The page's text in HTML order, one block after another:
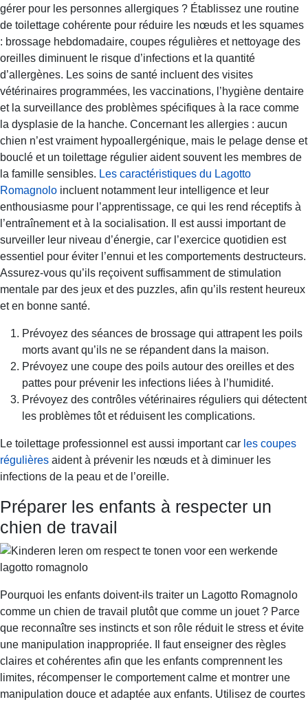
gérer pour les personnes allergiques ? Établissez une routine
de toilettage cohérente pour réduire les nœuds et les squames
: brossage hebdomadaire, coupes régulières et nettoyage des
oreilles diminuent le risque d’infections et la quantité
d’allergènes. Les soins de santé incluent des visites
vétérinaires programmées, les vaccinations, l’hygiène dentaire
et la surveillance des problèmes spécifiques à la race comme
la dysplasie de la hanche. Concernant les allergies : aucun
chien n’est vraiment hypoallergénique, mais le pelage dense et
bouclé et un toilettage régulier aident souvent les membres de
la famille sensibles. Les caractéristiques du Lagotto
Romagnolo incluent notamment leur intelligence et leur
enthousiasme pour l’apprentissage, ce qui les rend réceptifs à
l’entraînement et à la socialisation. Il est aussi important de
surveiller leur niveau d’énergie, car l’exercice quotidien est
essentiel pour éviter l’ennui et les comportements destructeurs.
Assurez-vous qu’ils reçoivent suffisamment de stimulation
mentale par des jeux et des puzzles, afin qu’ils restent heureux
et en bonne santé.
Prévoyez des séances de brossage qui attrapent les poils
morts avant qu’ils ne se répandent dans la maison.
Prévoyez une coupe des poils autour des oreilles et des
pattes pour prévenir les infections liées à l’humidité.
Prévoyez des contrôles vétérinaires réguliers qui détectent
les problèmes tôt et réduisent les complications.
Le toilettage professionnel est aussi important car les coupes
régulières aident à prévenir les nœuds et à diminuer les
infections de la peau et de l’oreille.
Préparer les enfants à respecter un
chien de travail
Pourquoi les enfants doivent-ils traiter un Lagotto Romagnolo
comme un chien de travail plutôt que comme un jouet ? Parce
que reconnaître ses instincts et son rôle réduit le stress et évite
une manipulation inappropriée. Il faut enseigner des règles
claires et cohérentes afin que les enfants comprennent les
limites, récompenser le comportement calme et montrer une
manipulation douce et adaptée aux enfants. Utilisez de courtes